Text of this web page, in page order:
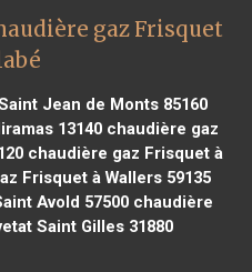
gaz Frisquet
Jean de Monts 85160
13140 chaudière gaz
chaudière gaz Frisquet à
Frisquet à Wallers 59135
Avold 57500 chaudière
Saint Gilles 31880